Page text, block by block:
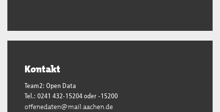
Kontakt
Team2: Open Data
Tel.: 0241 432-15204 oder -15200
offenedaten@mail.aachen.de